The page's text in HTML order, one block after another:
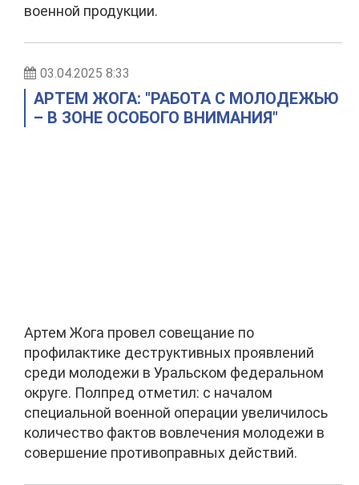
военной продукции.
03.04.2025 8:33
АРТЕМ ЖОГА: "РАБОТА С МОЛОДЕЖЬЮ
– В ЗОНЕ ОСОБОГО ВНИМАНИЯ"
Артем Жога провел совещание по
профилактике деструктивных проявлений
среди молодежи в Уральском федеральном
округе. Полпред отметил: с началом
специальной военной операции увеличилось
количество фактов вовлечения молодежи в
совершение противоправных действий.